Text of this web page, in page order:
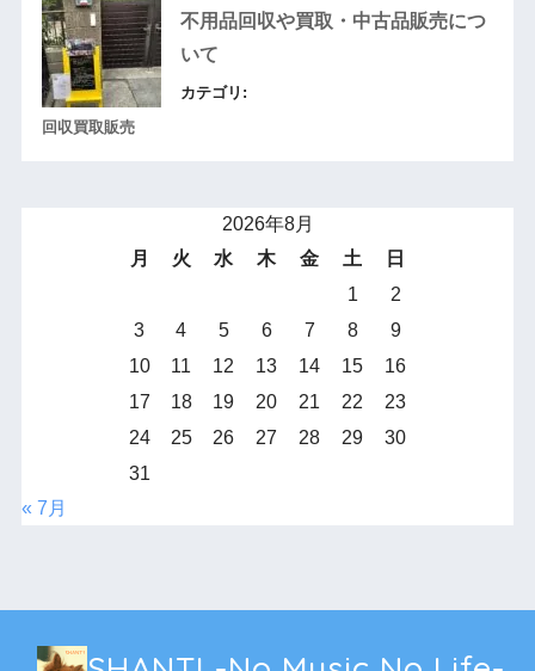
不用品回収や買取・中古品販売につ
いて
カテゴリ:
回収買取販売
2026年8月
月
火 水 木 金 土
日
1
2
3
4 5 6 7 8
9
10
11 12 13 14 15
16
17
18 19 20 21 22
23
24
25 26 27 28 29
30
31
« 7月